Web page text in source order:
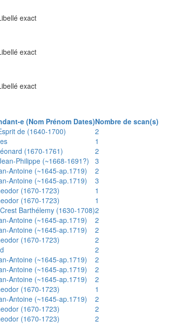
exact
exact
exact
e (Nom Prénom Dates)Nombre de scan(s)
de (1640-1700)
2
1
(1670-1761)
2
Philippe (~1668-1691?)
3
Antoine (~1645-ap.1719)
2
Antoine (~1645-ap.1719)
3
(1670-1723)
1
(1670-1723)
1
Barthélemy (1630-1708)2
Antoine (~1645-ap.1719)
2
Antoine (~1645-ap.1719)
2
(1670-1723)
2
2
Antoine (~1645-ap.1719)
2
Antoine (~1645-ap.1719)
2
Antoine (~1645-ap.1719)
2
(1670-1723)
1
Antoine (~1645-ap.1719)
2
(1670-1723)
2
(1670-1723)
2